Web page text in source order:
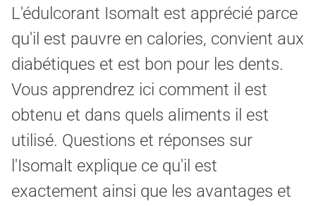
L'édulcorant Isomalt est apprécié parce
qu'il est pauvre en calories, convient aux
diabétiques et est bon pour les dents.
Vous apprendrez ici comment il est
obtenu et dans quels aliments il est
utilisé. Questions et réponses sur
l'Isomalt explique ce qu'il est
exactement ainsi que les avantages et